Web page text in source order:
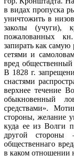
в видах пропуска
уничтожить в
заколы (учуги),
пожалованных
запирать как самую
сетями и
вред
В 1828 г.
снастями
верхнее течение
обыкновенный
средствами».
стороны, желание
куда ее из Волги
другой
общественнаго
в каком отношении